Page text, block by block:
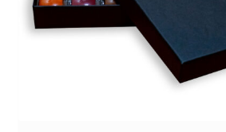
Votre panier est vide.